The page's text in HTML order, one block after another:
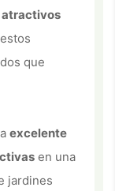
atractivos
que
excelente
en una
jardines